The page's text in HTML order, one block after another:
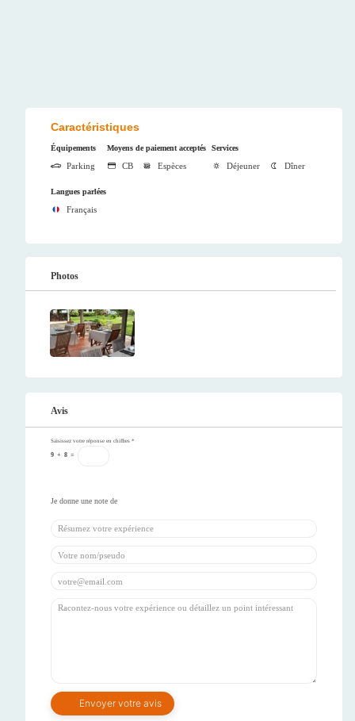
Caractéristiques
Équipements
Parking
Moyens de paiement acceptés
CB Espèces
Services
Déjeuner Dîner
Langues parlées
Français
Photos
Avis
Saisissez votre réponse en chiffres *
9 + 8 =